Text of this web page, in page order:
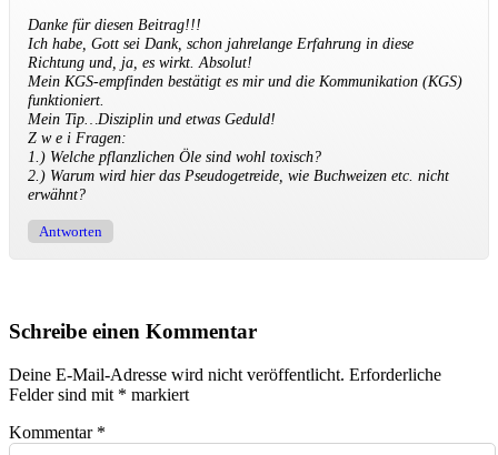
Danke für diesen Beitrag!!!
Ich habe, Gott sei Dank, schon jahrelange Erfahrung in diese
Richtung und, ja, es wirkt. Absolut!
Mein KGS-empfinden bestätigt es mir und die Kommunikation (KGS)
funktioniert.
Mein Tip…Disziplin und etwas Geduld!
Z w e i Fragen:
1.) Welche pflanzlichen Öle sind wohl toxisch?
2.) Warum wird hier das Pseudogetreide, wie Buchweizen etc. nicht
erwähnt?
Antworten
Schreibe einen Kommentar
Deine E-Mail-Adresse wird nicht veröffentlicht. Erforderliche
Felder sind mit * markiert
Kommentar *